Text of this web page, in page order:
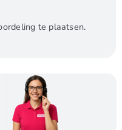
te plaatsen.